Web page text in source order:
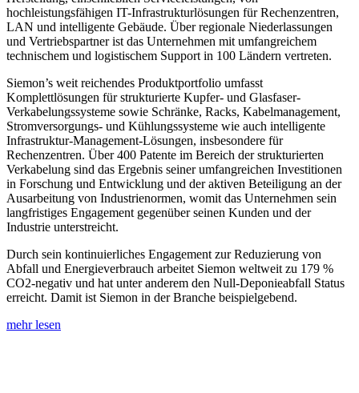
hochleistungsfähigen IT-Infrastrukturlösungen für Rechenzentren,
LAN und intelligente Gebäude. Über regionale Niederlassungen
und Vertriebspartner ist das Unternehmen mit umfangreichem
technischem und logistischem Support in 100 Ländern vertreten.
Siemon’s weit reichendes Produktportfolio umfasst
Komplettlösungen für strukturierte Kupfer- und Glasfaser-
Verkabelungssysteme sowie Schränke, Racks, Kabelmanagement,
Stromversorgungs- und Kühlungssysteme wie auch intelligente
Infrastruktur-Management-Lösungen, insbesondere für
Rechenzentren. Über 400 Patente im Bereich der strukturierten
Verkabelung sind das Ergebnis seiner umfangreichen Investitionen
in Forschung und Entwicklung und der aktiven Beteiligung an der
Ausarbeitung von Industrienormen, womit das Unternehmen sein
langfristiges Engagement gegenüber seinen Kunden und der
Industrie unterstreicht.
Durch sein kontinuierliches Engagement zur Reduzierung von
Abfall und Energieverbrauch arbeitet Siemon weltweit zu 179 %
CO2-negativ und hat unter anderem den Null-Deponieabfall Status
erreicht. Damit ist Siemon in der Branche beispielgebend.
mehr lesen